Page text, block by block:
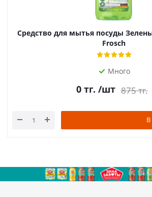
Средство для мытья посуды
Frosch
Много
0тг. /шт 875тг.